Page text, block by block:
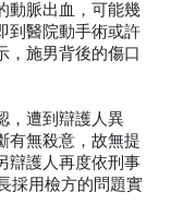
動脈出血，可能幾
到醫院動手術或許
，施男背後的傷口
，遭到辯護人異
有無殺意，故無提
辯護人再度依刑事
採用檢方的問題實